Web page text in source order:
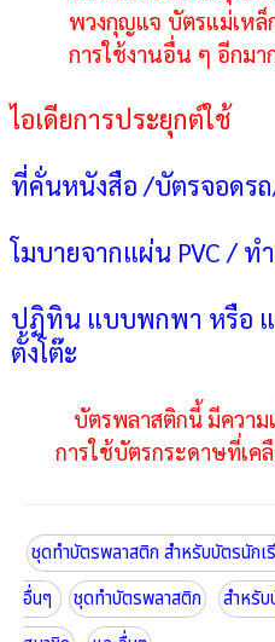
พวงกุญแจ บัตรแม่เหล็
การใช้งานอื่น ๆ อีกมา
ไอเดียการประยุกต์ใช้
ที่คั่นหนังสือ /บัตรจอดร
โมบายจากแผ่น PVC / ท
ปฏิทิน แบบพกพา หรือ
ตั้งโต๊ะ
บัตรพลาสติกนี้ มีความ
การใช้บัตรกระดาษที่เค
ชุดทำบัตรพลาสติก สำหรับบัตรนัก
อื่นๆ
ชุดทำบัตรพลาสติก สำหรั